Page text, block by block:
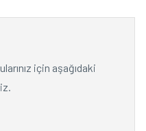
için aşağıdaki